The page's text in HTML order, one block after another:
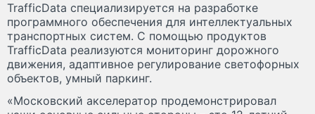
TrafficData специализируется на разработке
программного обеспечения для интеллектуальных
транспортных систем. С помощью продуктов
TrafficData реализуются мониторинг дорожного
движения, адаптивное регулирование светофорных
объектов, умный паркинг.
«Московский акселератор продемонстрировал